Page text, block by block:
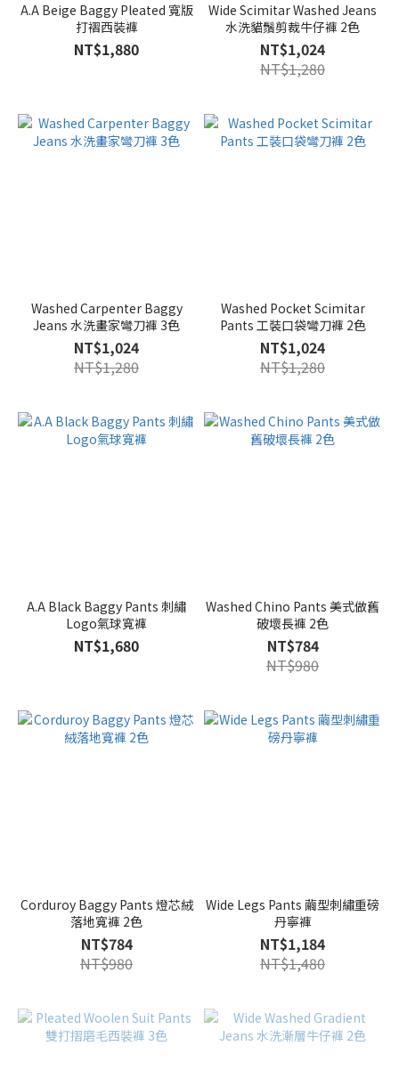
A.A Beige Baggy Pleated 寬版
打褶西裝褲
NT$1,880
Wide Scimitar Washed Jeans
水洗貓鬚剪裁牛仔褲 2色
NT$1,024
NT$1,280
Washed Carpenter Baggy
Jeans 水洗畫家彎刀褲 3色
NT$1,024
NT$1,280
Washed Pocket Scimitar
Pants 工裝口袋彎刀褲 2色
NT$1,024
NT$1,280
A.A Black Baggy Pants 刺繡
Logo氣球寬褲
NT$1,680
Washed Chino Pants 美式做舊
破壞長褲 2色
NT$784
NT$980
Corduroy Baggy Pants 燈芯絨
落地寬褲 2色
NT$784
NT$980
Wide Legs Pants 繭型刺繡重磅
丹寧褲
NT$1,184
NT$1,480